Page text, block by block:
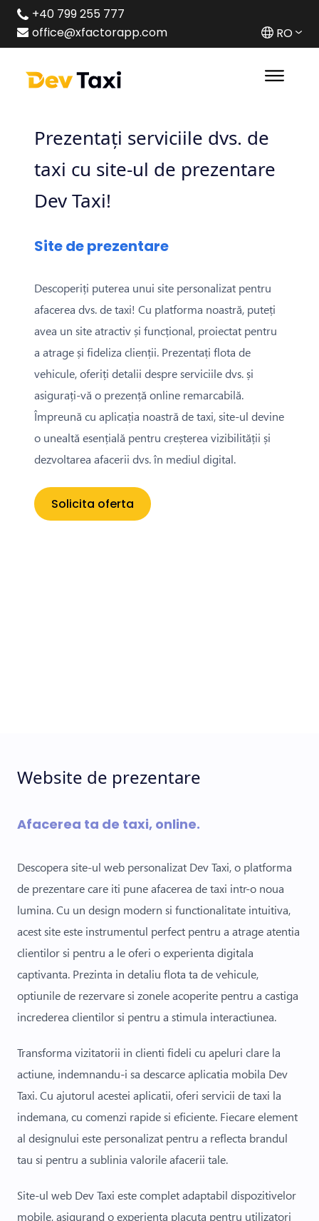
+40 799 255 777
office@xfactorapp.com
RO
Prezentați serviciile dvs. de
taxi cu site-ul de prezentare
Dev Taxi!
Site de prezentare
Descoperiți puterea unui site personalizat pentru
afacerea dvs. de taxi! Cu platforma noastră, puteți
avea un site atractiv și funcțional, proiectat pentru
a atrage și fideliza clienții. Prezentați flota de
vehicule, oferiți detalii despre serviciile dvs. și
asigurați-vă o prezență online remarcabilă.
Împreună cu aplicația noastră de taxi, site-ul devine
o unealtă esențială pentru creșterea vizibilității și
dezvoltarea afacerii dvs. în mediul digital.
Solicita oferta
Website de prezentare
Afacerea ta de taxi, online.
Descopera site-ul web personalizat Dev Taxi, o platforma
de prezentare care iti pune afacerea de taxi intr-o noua
lumina. Cu un design modern si functionalitate intuitiva,
acest site este instrumentul perfect pentru a atrage atentia
clientilor si pentru a le oferi o experienta digitala
captivanta. Prezinta in detaliu flota ta de vehicule,
optiunile de rezervare si zonele acoperite pentru a castiga
increderea clientilor si pentru a stimula interactiunea.
Transforma vizitatorii in clienti fideli cu apeluri clare la
actiune, indemnandu-i sa descarce aplicatia mobila Dev
Taxi. Cu ajutorul acestei aplicatii, oferi servicii de taxi la
indemana, cu comenzi rapide si eficiente. Fiecare element
al designului este personalizat pentru a reflecta brandul
tau si pentru a sublinia valorile afacerii tale.
Site-ul web Dev Taxi este complet adaptabil dispozitivelor
mobile, asigurand o experienta placuta pentru utilizatori